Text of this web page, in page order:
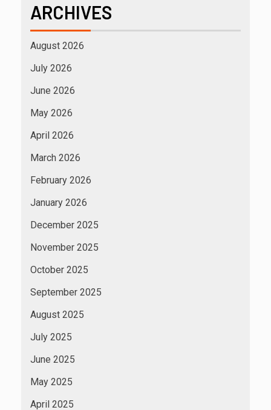
ARCHIVES
August 2026
July 2026
June 2026
May 2026
April 2026
March 2026
February 2026
January 2026
December 2025
November 2025
October 2025
September 2025
August 2025
July 2025
June 2025
May 2025
April 2025